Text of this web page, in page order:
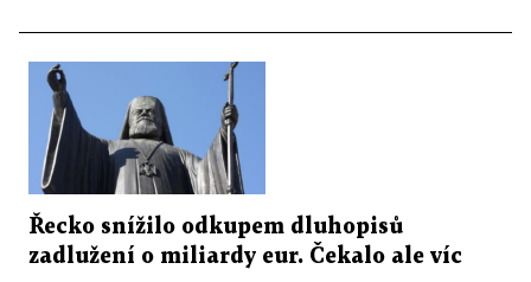
Řecko snížilo odkupem dluhopisů
zadlužení o miliardy eur. Čekalo ale víc